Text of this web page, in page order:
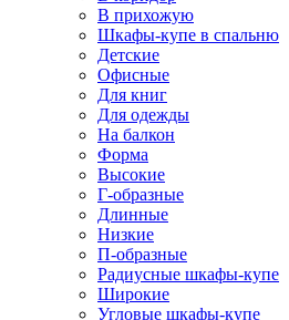
В прихожую
Шкафы-купе в спальню
Детские
Офисные
Для книг
Для одежды
На балкон
Форма
Высокие
Г-образные
Длинные
Низкие
П-образные
Радиусные шкафы-купе
Широкие
Угловые шкафы-купе